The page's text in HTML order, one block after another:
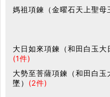
媽祖項鍊（金曜石天上聖母
大日如來項鍊（和田白玉大
(1件)
大勢至菩薩項鍊（和田白玉
墜） (2件)